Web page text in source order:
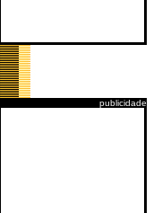
publicidade